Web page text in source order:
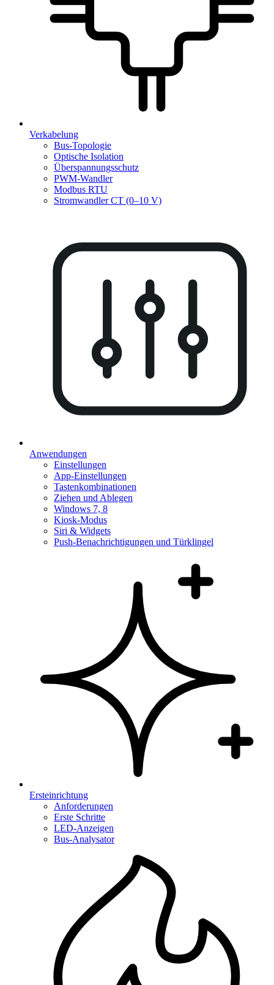
Verkabelung
Bus-Topologie
Optische Isolation
Überspannungsschutz
PWM-Wandler
Modbus RTU
Stromwandler CT (0–10 V)
Anwendungen
Einstellungen
App-Einstellungen
Tastenkombinationen
Ziehen und Ablegen
Windows 7, 8
Kiosk-Modus
Siri & Widgets
Push-Benachrichtigungen und Türklingel
Ersteinrichtung
Anforderungen
Erste Schritte
LED-Anzeigen
Bus-Analysator